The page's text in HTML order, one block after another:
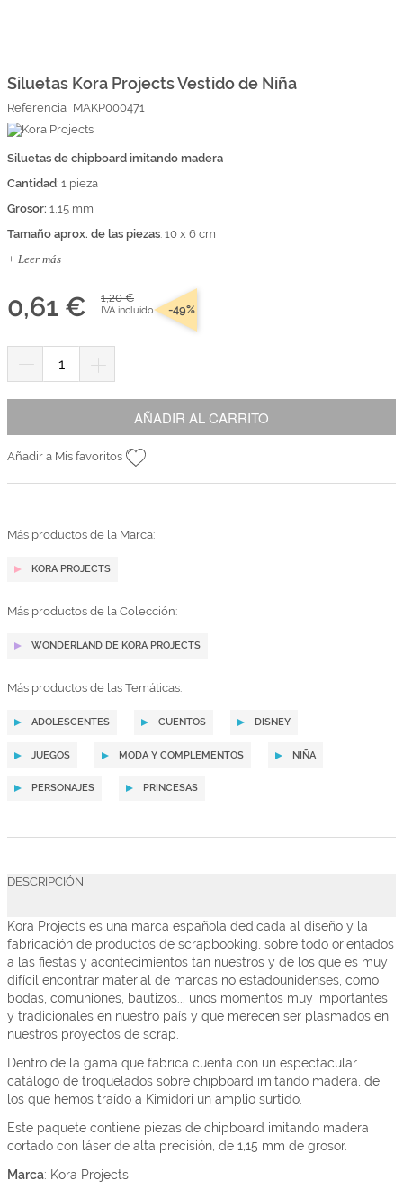
Top Ventas
Somos Kimidori
comienzo
la
galería
de
imágenes
Siluetas Kora Projects Vestido de Niña
Referencia MAKP000471
Siluetas de chipboard imitando madera
Cantidad: 1 pieza
Grosor: 1,15 mm
Tamaño aprox. de las piezas: 10 x 6 cm
+ Leer más
0,61 € 1,20 €
IVA incluido -49%
AÑADIR AL CARRITO
Añadir a Mis favoritos
Más productos de la Marca:
KORA PROJECTS
Más productos de la Colección:
WONDERLAND DE KORA PROJECTS
Más productos de las Temáticas:
ADOLESCENTES CUENTOS DISNEY
JUEGOS MODA Y COMPLEMENTOS NIÑA
PERSONAJES PRINCESAS
DESCRIPCIÓN
Kora Projects es una marca española dedicada al diseño y la
fabricación de productos de scrapbooking, sobre todo orientados
a las fiestas y acontecimientos tan nuestros y de los que es muy
difícil encontrar material de marcas no estadounidenses, como
bodas, comuniones, bautizos... unos momentos muy importantes
y tradicionales en nuestro país y que merecen ser plasmados en
nuestros proyectos de scrap.
Dentro de la gama que fabrica cuenta con un espectacular
catálogo de troquelados sobre chipboard imitando madera, de
los que hemos traído a Kimidori un amplio surtido.
Este paquete contiene piezas de chipboard imitando madera
cortado con láser de alta precisión, de 1,15 mm de grosor.
Marca: Kora Projects